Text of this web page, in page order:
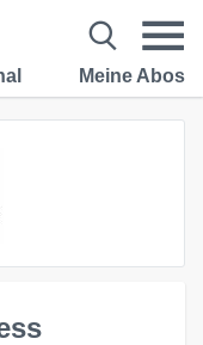
Meine Abos